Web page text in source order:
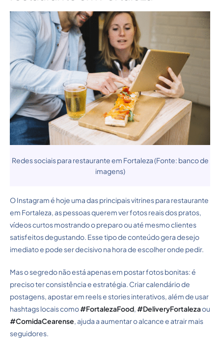
Redes sociais para restaurante em Fortaleza (Fonte: banco de
imagens)
O Instagram é hoje uma das principais vitrines para restaurante
em Fortaleza, as pessoas querem ver fotos reais dos pratos,
vídeos curtos mostrando o preparo ou até mesmo clientes
satisfeitos degustando. Esse tipo de conteúdo gera desejo
imediato e pode ser decisivo na hora de escolher onde pedir.
Mas o segredo não está apenas em postar fotos bonitas: é
preciso ter consistência e estratégia. Criar calendário de
postagens, apostar em reels e stories interativos, além de usar
hashtags locais como#FortalezaFood,#DeliveryFortalezaou
#ComidaCearense, ajuda a aumentar o alcance e atrair mais
seguidores.